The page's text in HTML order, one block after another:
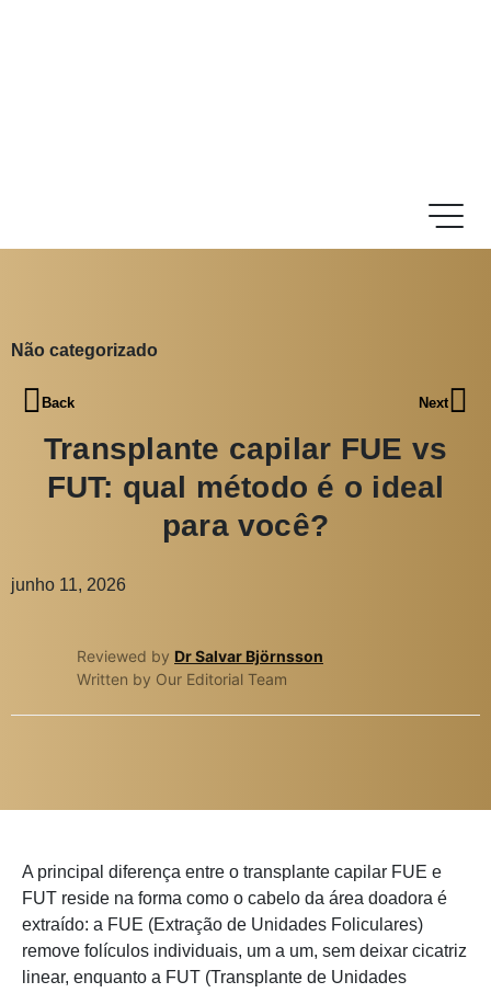
Não categorizado
Back Next
Transplante capilar FUE vs
FUT: qual método é o ideal
para você?
junho 11, 2026
Reviewed by Dr Salvar Björnsson
Written by Our Editorial Team
A principal diferença entre o transplante capilar FUE e
FUT reside na forma como o cabelo da área doadora é
extraído: a FUE (Extração de Unidades Foliculares)
remove folículos individuais, um a um, sem deixar cicatriz
linear, enquanto a FUT (Transplante de Unidades